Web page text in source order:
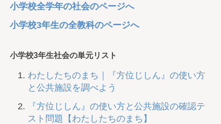
小学校全学年の社会のページへ
小学校3年生の全教科のページへ
小学校3年生社会の単元リスト
わたしたちのまち｜『方位じしん』の使い方
と公共施設を調べよう
『方位じしん』の使い方と公共施設の確認テ
スト問題【わたしたちのまち】